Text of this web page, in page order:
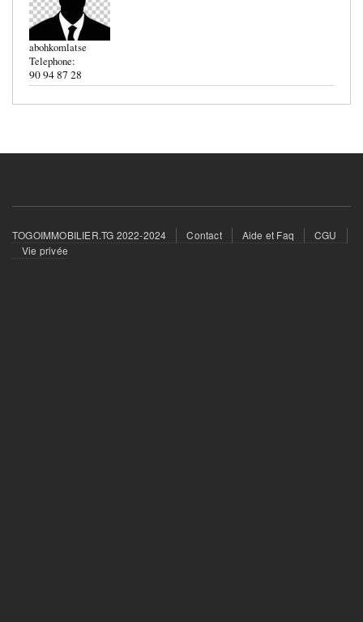
abohkomlatse
Telephone:
90 94 87 28
Footer
menu
TOGOIMMOBILIER.TG 2022-2024 Contact Aide et Faq
CGU
Vie privée